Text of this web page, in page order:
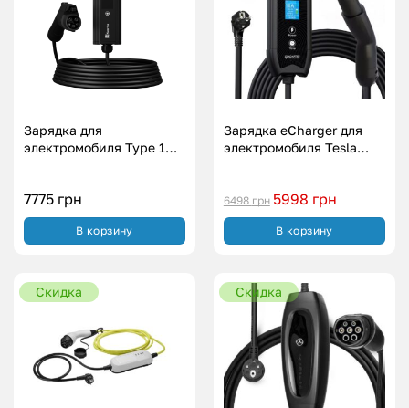
Зарядка для
электромобиля Type 1
кВт.|16А)
7775 грн
В корзину
Зарядка eCharger для
электромобиля Tesla
6498 грн 5998 грн
В корзину
Скидка Скидка